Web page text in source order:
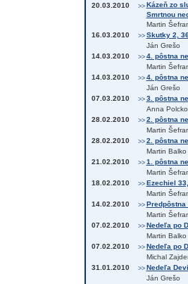
20.03.2010
>> Kázeň zo
Smrtnou
Martin
16.03.2010
>> Skutky 2,
Ján Grešo
14.03.2010
>> 4. pôstna
Martin
14.03.2010
>> 4. pôstna
Ján Grešo
07.03.2010
>> 3. pôstna
Anna
28.02.2010
>> 2. pôstna
Martin
28.02.2010
>> 2. pôstna
Martin Balko
21.02.2010
>> 1. pôstna
Martin
18.02.2010
>> Ezechiel
Martin
14.02.2010
>> Predpôstna
Martin
07.02.2010
>> Nedeľa po
Martin Balko
07.02.2010
>> Nedeľa po
Michal
31.01.2010
>> Nedeľa
Ján Grešo